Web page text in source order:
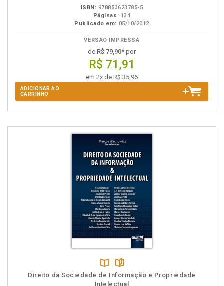
ISBN: 978853623785-5
Páginas: 134
Publicado em: 05/10/2012
VERSÃO IMPRESSA
de R$ 79,90* por
R$ 71,91
em 2x de R$ 35,96
ADICIONAR AO
CARRINHO
Disponível
na
páginas
Direito da Sociedade de Informação e Propriedade
Intelectual